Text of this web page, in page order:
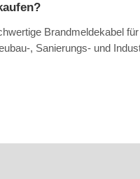
Brandmeldekabel
, Sanierungs- und